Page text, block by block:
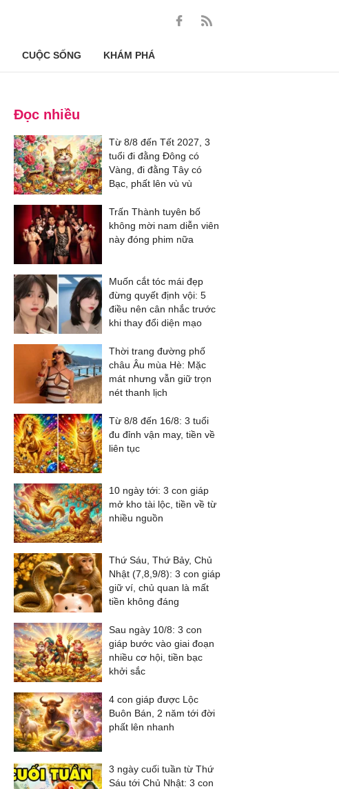
CUỘC SỐNG KHÁM PHÁ
Đọc nhiều
Từ 8/8 đến Tết 2027, 3
tuổi đi đằng Đông có
Vàng, đi đằng Tây có
Bạc, phất lên vù vù
Trấn Thành tuyên bố
không mời nam diễn viên
này đóng phim nữa
Muốn cắt tóc mái đẹp
đừng quyết định vội: 5
điều nên cân nhắc trước
khi thay đổi diện mạo
Thời trang đường phố
châu Âu mùa Hè: Mặc
mát nhưng vẫn giữ trọn
nét thanh lịch
Từ 8/8 đến 16/8: 3 tuổi
đu đỉnh vận may, tiền về
liên tục
10 ngày tới: 3 con giáp
mở kho tài lộc, tiền về từ
nhiều nguồn
Thứ Sáu, Thứ Bảy, Chủ
Nhật (7,8,9/8): 3 con giáp
giữ ví, chủ quan là mất
tiền không đáng
Sau ngày 10/8: 3 con
giáp bước vào giai đoạn
nhiều cơ hội, tiền bạc
khởi sắc
4 con giáp được Lộc
Buôn Bán, 2 năm tới đời
phất lên nhanh
3 ngày cuối tuần từ Thứ
Sáu tới Chủ Nhật: 3 con